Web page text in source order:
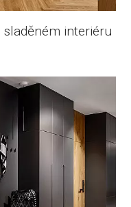
interiéru